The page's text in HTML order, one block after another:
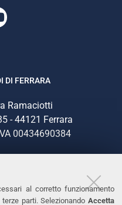
al corretto funzionamento
parti. Selezionando Accetta
Youtube
DI FERRARA
Ramaciotti
- 44121 Ferrara
00434690384